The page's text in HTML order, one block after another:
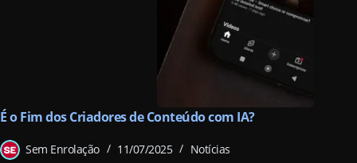
É o Fim dos Criadores de Conteúdo com IA?
Sem Enrolação 11/07/2025 Notícias